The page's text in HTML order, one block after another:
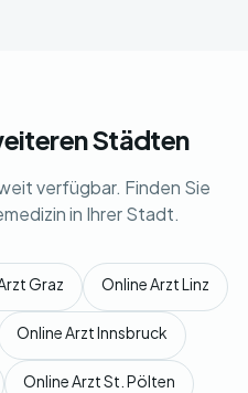
Städten
verfügbar. Finden Sie
in Ihrer Stadt.
Graz Online Arzt Linz
Online Arzt Innsbruck
Online Arzt St. Pölten